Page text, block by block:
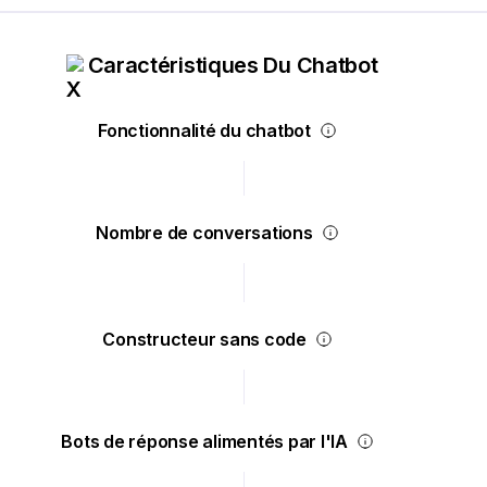
Caractéristiques Du Chatbot
Fonctionnalité du chatbot
Nombre de conversations
Constructeur sans code
Bots de réponse alimentés par l'IA